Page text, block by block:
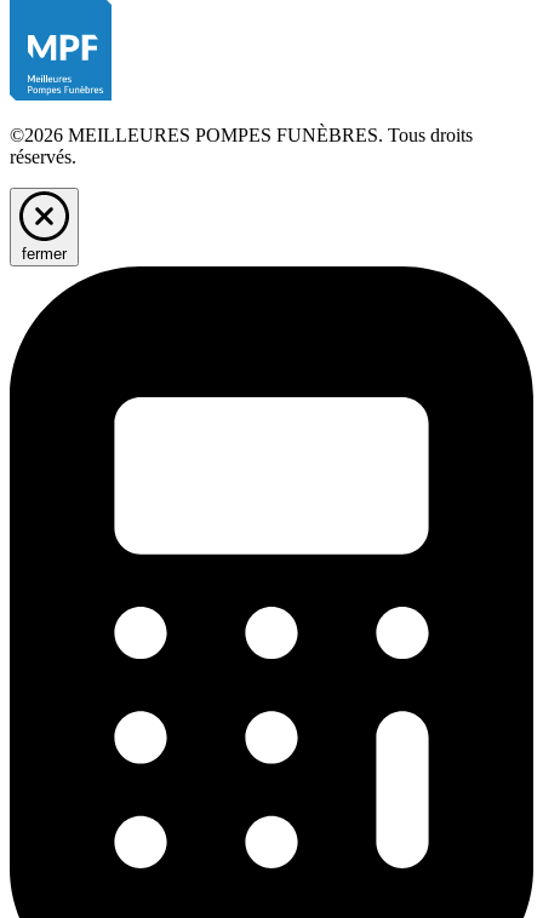
©2026 MEILLEURES POMPES FUNÈBRES. Tous droits
réservés.
fermer